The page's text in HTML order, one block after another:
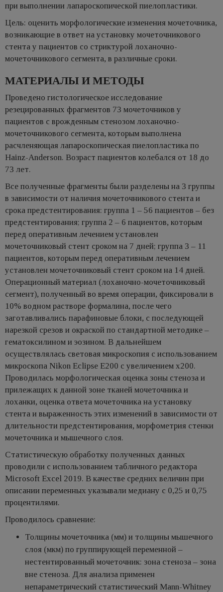
при выполнении лапароскопической пиелопластики.
Цель: оценить морфологические изменения мочеточника,
возникающие в ответ на установку мочеточникового
стента у пациентов со стриктурой лоханочно-
мочеточникового сегмента, в различные сроки.
МАТЕРИАЛЫ И МЕТОДЫ
Проведено гистологическое исследование
резецированных фрагментов 73 мочеточников у
пациентов с врожденным стенозом лоханочно-
мочеточникового сегмента, которым выполнена
расчленяющая лапароскопическая пиелопластика по
Hainz-Anderson. Возраст пациентов колебался от 18 до
73 лет.
Все полученные фрагменты были разделены на 3 группы
в зависимости от наличия мочеточникового стента и
срока предстентирования: группа 1 – 56 пациентов – без
предстентирования; группа 2 – 6 пациентов, которым
перед оперативным лечением установлен
мочеточниковый стент сроком на 7 дней; группа 3 – 11
пациентов, которым перед оперативным лечением
установлен мочеточниковый стент сроком на 14 дней.
Операционный материал (лоханочно-мочеточниковый
сегмент), полученный во время операции, фиксировали в
10% водном растворе формалина, после чего
заготавливались парафиновые блоки, с последующей
нарезкой срезов и окраской по стандартной методике –
гематоксилином и эозином. В дальнейшем
осуществлялась световая микроскопия с использованием
микроскопа Nikon Eclipse E200 с увеличением х200.
Проводилась морфологическая оценка зоны стеноза и
прилежащих к данной зоне тканей мочеточника и
лоханки, оценка ответа мочеточника на установку
стента и выраженность этих изменений в зависимости от
длительности предстентирования, морфометрия стенки
мочеточника и мышечного слоя.
Статистическую обработку полученных данных
проводили с использованием табличного редактора
Microsoft Excel 2019. В качестве средних величин при
описании переменных указывали медиану с 0,25 и 0,75
процентилями.
Проводилось сравнение:
Толщины мочеточника (мм) и толщины мышечного
слоя (мкм) по группирующей переменной –
нестентированный мочеточник: зона стеноза – зона
вне стеноза. Для анализа применен
непараметрический статистический Mann-Whitney